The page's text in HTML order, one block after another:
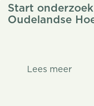
Start
Oudelandse
Lees
Lees meer